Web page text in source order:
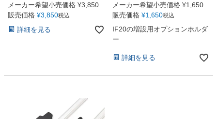
メーカー希望小売価格 ¥3,850
販売価格 ¥3,850税込
詳細を見る
メーカー希望小売価格 ¥1,650
販売価格 ¥1,650税込
IF20の増設用オプションホルダ
ー
詳細を見る